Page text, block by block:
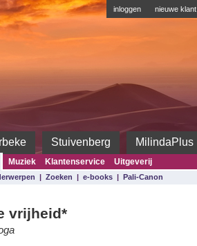
inloggen nieuwe klant
Stuivenberg MilindaPlus
Muziek Klantenservice Uitgeverij
| Zoeken | e-books | Pali-Canon
vrijheid*